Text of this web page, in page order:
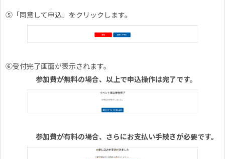
⑤「同意して申込」をクリックします。
⑥受付完了画面が表示されます。
参加費が無料の場合、以上で申込操作は完了です。
参加費が有料の場合、さらにお支払い手続きが必要です。